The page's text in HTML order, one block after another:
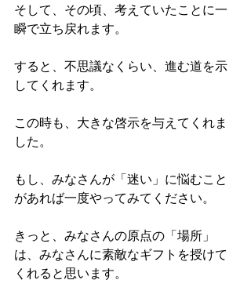
そして、その頃、考えていたことに一
瞬で立ち戻れます。
すると、不思議なくらい、進む道を示
してくれます。
この時も、大きな啓示を与えてくれま
した。
もし、みなさんが「迷い」に悩むこと
があれば一度やってみてください。
きっと、みなさんの原点の「場所」
は、みなさんに素敵なギフトを授けて
くれると思います。